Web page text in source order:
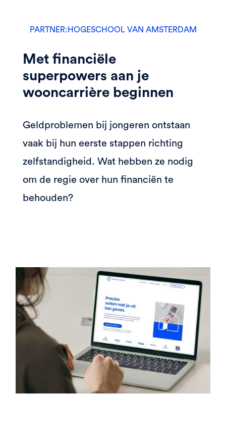
PARTNER:HOGESCHOOL VAN AMSTERDAM
Met financiële
superpowers aan je
wooncarrière beginnen
Geldproblemen bij jongeren ontstaan
vaak bij hun eerste stappen richting
zelfstandigheid. Wat hebben ze nodig
om de regie over hun financiën te
behouden?